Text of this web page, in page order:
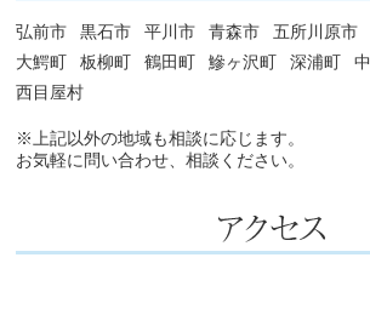
弘前市 黒石市 平川市 青森市 五所川原市
大鰐町
板柳町 鶴田町 鰺ヶ沢町 深浦町
西目屋村
※上記以外の地域も相談に応じます。
お気軽に問い合わせ、相談ください。